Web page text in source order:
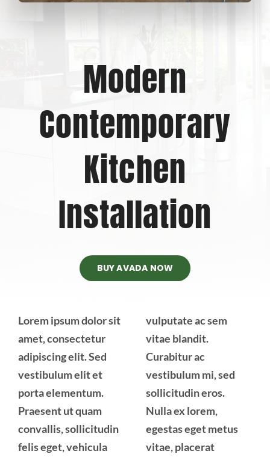
Projects
Brands
Contact Us
Modern
Contemporary
Kitchen
Installation
BUY AVADA NOW
Lorem ipsum dolor sit
amet, consectetur
adipiscing elit. Sed
vestibulum elit et
porta elementum.
Praesent ut quam
convallis, sollicitudin
felis eget, vehicula
vulputate ac sem
vitae blandit.
Curabitur ac
vestibulum mi, sed
sollicitudin eros.
Nulla ex lorem,
egestas eget metus
vitae, placerat